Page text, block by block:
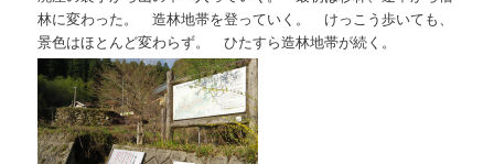
林に変わった。 造林地帯を登っていく。 けっこう歩いても、
景色はほとんど変わらず。 ひたすら造林地帯が続く。